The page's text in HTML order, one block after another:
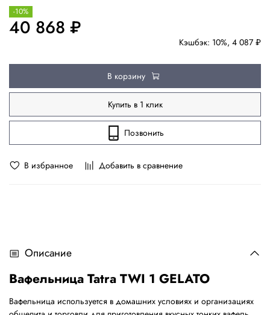
В избранное Добавить в сравнение
Кэшбэк: 10%, 4 087 ₽
40 868 ₽
-10%
В корзину
Купить в 1 клик
Позвонить
Описание
Вафельница Tatra TWI 1 GELATO
Вафельница используется в домашних условиях и организациях